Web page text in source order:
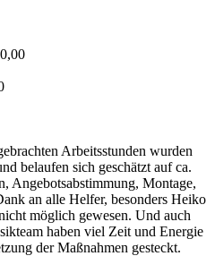
Arbeitsstunden wurden
belaufen sich geschätzt auf ca.
Angebotsabstimmung, Montage,
an alle Helfer, besonders Heiko
möglich gewesen. Und auch
haben viel Zeit und Energie
der Maßnahmen gesteckt.